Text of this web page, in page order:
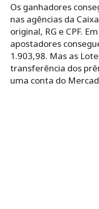
Os ganhadores
nas agências da
original, RG e CPF.
apostadores
1.903,98. Mas as
transferência dos
uma conta do